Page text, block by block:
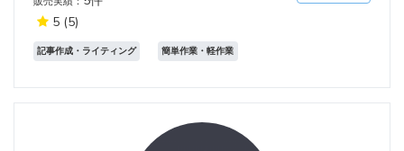
5 (5)
記事作成・ライティング 簡単作業・軽作業